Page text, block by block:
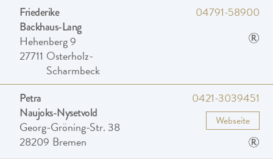
Friederike
Backhaus-Lang
Hehenberg 9
27711 Osterholz-
Scharmbeck
04791-58900
®
Petra
Naujoks-Nysetvold
Georg-Gröning-Str. 38
28209 Bremen
0421-3039451
Webseite
®